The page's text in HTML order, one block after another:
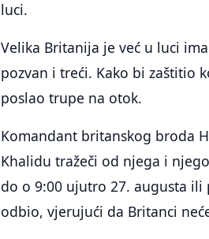
luci.
Velika Britanija je već u luci
pozvan i treći. Kako bi zaštitio
poslao trupe na otok.
Komandant britanskog broda
Khalidu tražeči od njega i
do o 9:00 ujutro 27. augusta
odbio, vjerujući da Britanci